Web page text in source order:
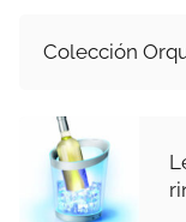
Colección